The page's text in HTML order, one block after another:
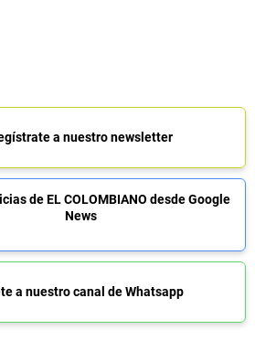
a nuestro newsletter
de EL COLOMBIANO desde Google
News
a nuestro canal de Whatsapp